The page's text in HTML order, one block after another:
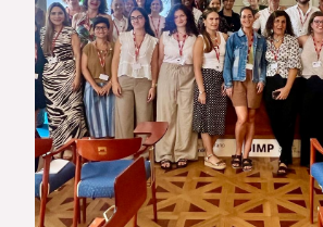
España (486)
Agua y saneamiento (333)
Salud (265)
Educación